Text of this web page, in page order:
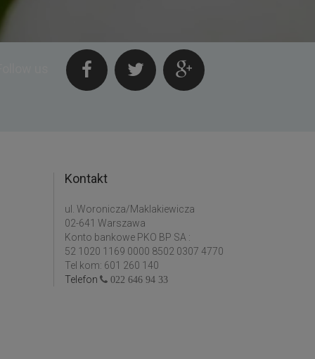
Kontakt
ul. Woronicza/Maklakiewicza
02-641 Warszawa
Konto bankowe PKO BP SA :
52 1020 1169 0000 8502 0307 4770
Tel kom: 601 260 140
Telefon
022 646 94 33